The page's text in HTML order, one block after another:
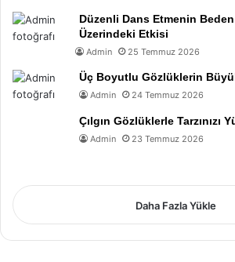
Düzenli Dans Etmenin
Üzerindeki Etkisi
Admin 25 Temmuz 2026
Üç Boyutlu Gözlüklerin
Admin 24 Temmuz 2026
Çılgın Gözlüklerle Tarzınızı
Admin 23 Temmuz 2026
Daha Fazla Yükle